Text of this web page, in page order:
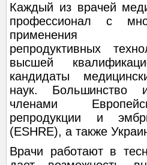
Каждый из врачей
профессионал с
применения
репродуктивных
высшей
кандидаты
наук. Большинство
членами
репродукции и
(ESHRE), а также
Врачи работают в